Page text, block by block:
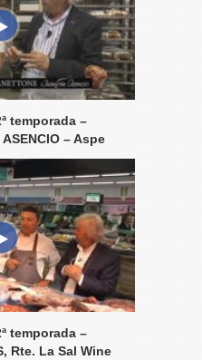
temporada –
– Aspe
temporada –
Rte. La Sal Wine